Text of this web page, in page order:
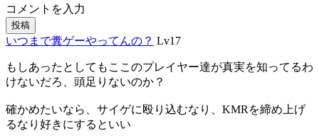
コメントを入力
投稿
いつまで糞ゲーやってんの？ Lv17
もしあったとしてもここのプレイヤー達が真実を知ってるわ
けないだろ、頭足りないのか？
確かめたいなら、サイゲに殴り込むなり、KMRを締め上げ
るなり好きにするといい